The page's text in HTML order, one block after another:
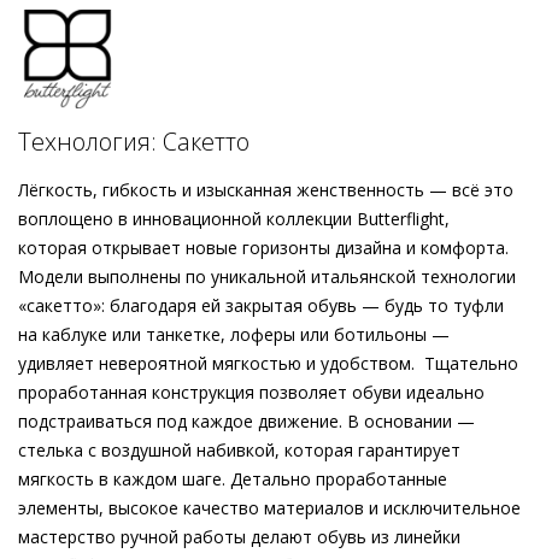
конструкция, основанная на итальянской технологии,
позволяет обуви гибко адаптироваться под ваши
движения. Мягкость кожи подчёркивает глянцевая
аппликация в области пятки. Миниатюрный блочный каблук
и декоративные ремешки с заклёпками усиливают
совершенство, которое пронизывает даже мельчайшие
детали этих балеток, в каждом шаге и на протяжении всего
сезона.
Технология: Сакетто
Лёгкость, гибкость и изысканная женственность — всё это
воплощено в инновационной коллекции Butterflight,
которая открывает новые горизонты дизайна и комфорта.
Модели выполнены по уникальной итальянской технологии
«сакетто»: благодаря ей закрытая обувь — будь то туфли
на каблуке или танкетке, лоферы или ботильоны —
удивляет невероятной мягкостью и удобством. Тщательно
проработанная конструкция позволяет обуви идеально
подстраиваться под каждое движение. В основании —
стелька с воздушной набивкой, которая гарантирует
мягкость в каждом шаге. Детально проработанные
элементы, высокое качество материалов и исключительное
мастерство ручной работы делают обувь из линейки